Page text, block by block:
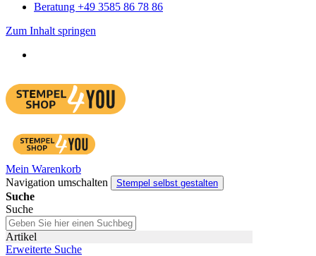
Bera­tung +49 3585 86 78 86
Zum Inhalt springen
Mein Warenkorb
Navigation umschalten
Stempel selbst gestalten
Suche
Suche
Artikel
Erweiterte Suche